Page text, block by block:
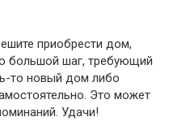
приобрести дом,
большой шаг, требующий
то новый дом либо
Это может
Удачи!